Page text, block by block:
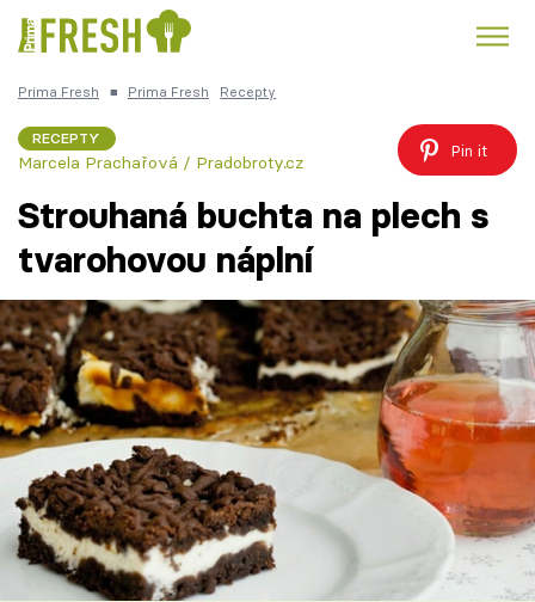
Česká kuchyně Čokoláda
Témata
Recepty
Články
TV Program
Škola vaření
Prima Fresh ■ Prima Fresh Recepty
RECEPTY
Marcela Prachařová / Pradobroty.cz
Pin it
Strouhaná buchta na plech s
tvarohovou náplní